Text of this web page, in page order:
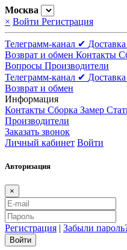
Москва
× Войти Регистрация
Телеграмм-канал ✔ Доставка
Возврат и обмен Контакты
Вопросы Производители
Телеграмм-канал ✔ Доставка
Возврат и обмен
Информация
Контакты Сборка Замер
Производители
Заказать звонок
Личный кабинет Войти
Авторизация
×
Регистрация | Забыли
Войти